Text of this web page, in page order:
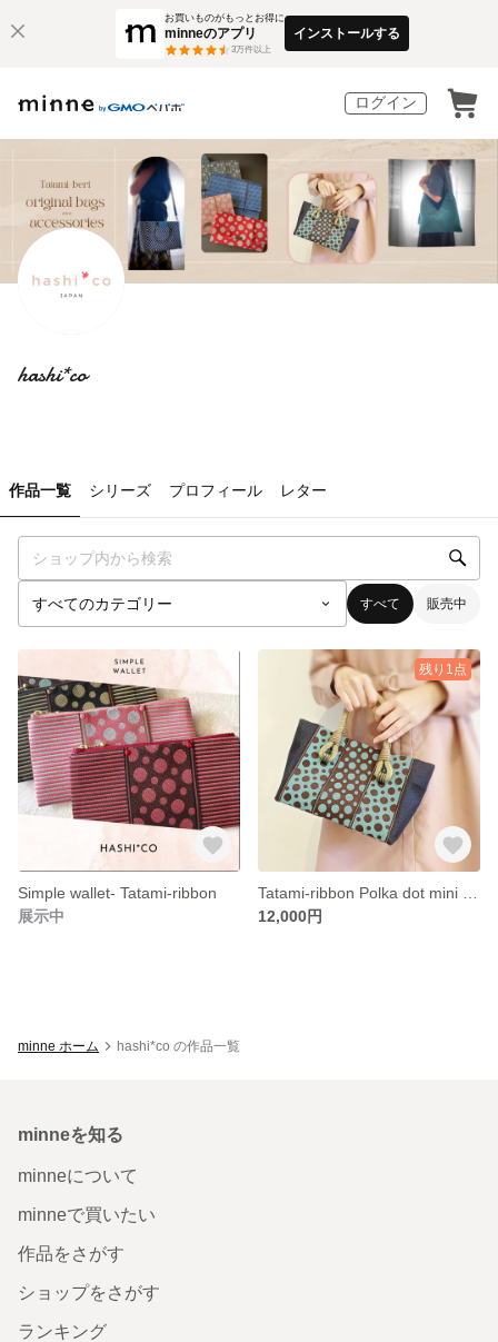
お買いものがもっとお得に
minneのアプリ
3万件以上
インストールする
ログイン
hashi*co
作品一覧 シリーズ プロフィール レター
すべて 販売中
Simple wallet- Tatami-ribbon
展示中
残り1点
12,000円
minne ホーム hashi*co の作品一覧
minneを知る
minneについて
minneで買いたい
作品をさがす
ショップをさがす
ランキング